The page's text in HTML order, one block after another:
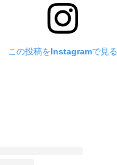
この投稿をInstagramで見る